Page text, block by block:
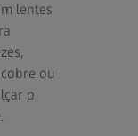
lentes
ou
o